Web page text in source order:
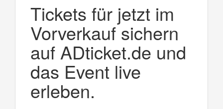
Tickets für jetzt im
Vorverkauf sichern
auf ADticket.de und
das Event live
erleben.